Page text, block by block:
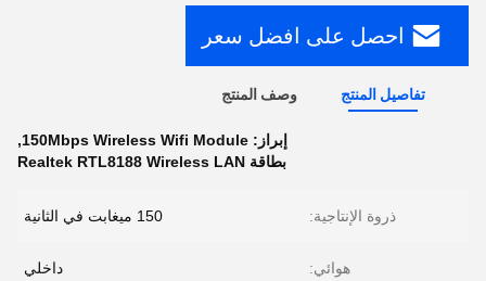
احصل على افضل سعر
تفاصيل المنتج وصف المنتج
إبراز: 150Mbps Wireless Wifi Module
,
بطاقة Realtek RTL8188 Wireless LAN
ذروة الإنتاجية: 150 ميغابت في الثانية
هوائي: داخلي